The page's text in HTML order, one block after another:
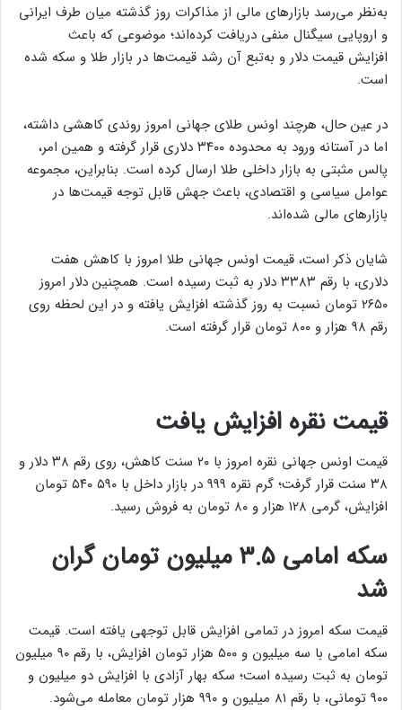
به‌نظر می‌رسد بازارهای مالی از مذاکرات روز گذشته میان طرف ایرانی
و اروپایی سیگنال منفی دریافت کرده‌اند؛ موضوعی که باعث
افزایش قیمت دلار و به‌تبع آن رشد قیمت‌ها در بازار طلا و سکه شده
است.
در عین حال، هرچند اونس طلای جهانی امروز روندی کاهشی داشته،
اما در آستانه ورود به محدوده ۳۴۰۰ دلاری قرار گرفته و همین امر،
پالس مثبتی به بازار داخلی طلا ارسال کرده است. بنابراین، مجموعه
عوامل سیاسی و اقتصادی، باعث جهش قابل‌ توجه قیمت‌ها در
بازارهای مالی شده‌اند.
شایان ذکر است، قیمت اونس جهانی طلا امروز با کاهش هفت
دلاری، با رقم ۳۳۸۳ دلار به ثبت رسیده است. همچنین دلار امروز
۲۶۵۰ تومان نسبت به روز گذشته افزایش یافته و در این لحظه روی
رقم ۹۸ هزار و ۸۰۰ تومان قرار گرفته است.
قیمت نقره افزایش یافت
قیمت اونس جهانی نقره امروز با ۲۰ سنت کاهش،‌ روی رقم ۳۸ دلار و
۳۸ سنت قرار گرفت؛ گرم نقره ۹۹۹ در بازار داخل با ۵۹۰ ۵۴۰ تومان
افزایش، گرمی ۱۲۸ هزار و ۸۰ تومان به فروش رسید.
سکه امامی ۳.۵ میلیون تومان گران
شد
قیمت سکه امروز در تمامی افزایش قابل توجهی یافته است. قیمت
سکه امامی با سه میلیون و ۵۰۰ هزار تومان افزایش، با رقم ۹۰ میلیون
تومان به ثبت رسیده است؛ سکه بهار آزادی با افزایش دو میلیون و
۹۰۰ تومانی، با رقم ۸۱ میلیون و ۹۹۰ هزار تومان معامله می‌شود.